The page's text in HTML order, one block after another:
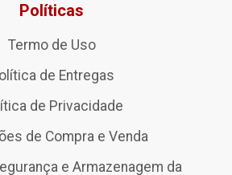
Políticas
Termo de Uso
de Entregas
de Privacidade
de Compra e Venda
e Armazenagem da